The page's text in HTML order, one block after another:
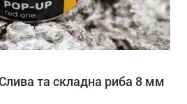
та складна риба 8 мм